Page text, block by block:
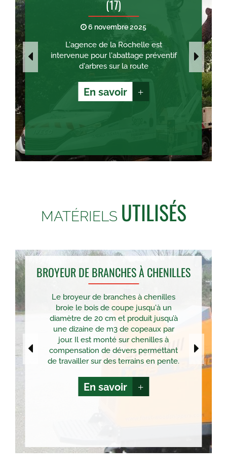
(17)
6 novembre 2025
L'agence de la Rochelle est
intervenue pour l'abattage préventif
d'arbres sur la route
En savoir +
MATÉRIELS UTILISÉS
BROYEUR DE BRANCHES À CHENILLES
Le broyeur de branches à chenilles
broie le bois de coupe jusqu'à un
diamètre de 20 cm et produit jusqu’à
une dizaine de m3 de copeaux par
jour. Il est monté sur chenilles à
compensation de dévers permettant
de travailler sur des terrains en pente.
En savoir +